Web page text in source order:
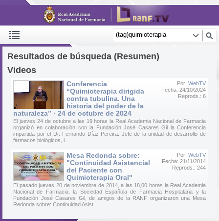
Resultados de búsqueda (Resumen)
Videos
Por: WebTV
Fecha: 24/10/2024
Reprods.: 6
Conferencia
“Quimioterapia dirigida
contra tubulina. Una
historia del poder de la
naturaleza” · 24 de octubre de 2024
El jueves 24 de octubre a las 19 horas la Real Academia Nacional de Farmacia
organizó en colaboración con la Fundación José Casares Gil la Conferencia
impartida por el Dr. Fernando Díaz Pereira. Jefe de la unidad de desarrollo de
fármacos biológicos, i...
Por: WebTV
Fecha: 21/11/2014
Reprods.: 244
Mesa Redonda sobre:
"Continuidad Asistencial
del Paciente con
Quimioterapia Oral"
El pasado jueves 20 de noviembre de 2014, a las 18,00 horas la Real Academia
Nacional de Farmacia, la Sociedad Española de Farmacia Hospitalaria y la
Fundación José Casares Gil, de amigos de la RANF organizaron una Mesa
Redonda sobre: Continuidad Asist...